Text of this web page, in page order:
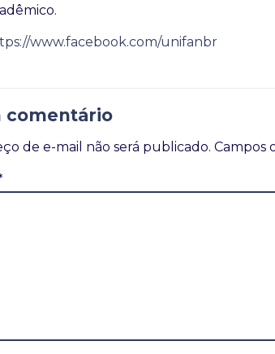
www.facebook.com/unifanbr
comentário
de e-mail não será publicado. Campos